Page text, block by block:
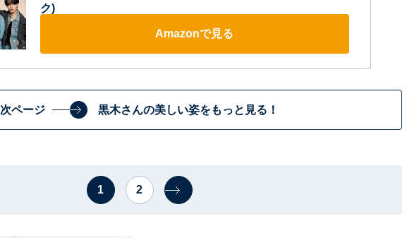
ク)
Amazonで見る
次ページ 黒木さんの美しい姿をもっと見る！
1 2